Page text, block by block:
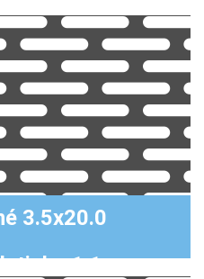
3.5x20.0
tisku 1:1